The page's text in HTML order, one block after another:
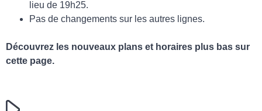
lieu de 19h25.
Pas de changements sur les autres lignes.
Découvrez les nouveaux plans et horaires plus bas sur
cette page.